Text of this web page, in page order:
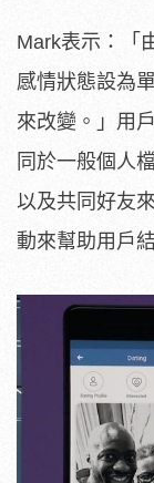
Mark表示：「
感情狀態設為
來改變。」用
同於一般個人
以及共同好友
動來幫助用戶